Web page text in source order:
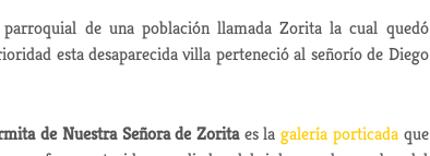
de una población llamada Zorita la cual quedó
esta desaparecida villa perteneció al señorío de Diego
de Nuestra Señora de Zoritaes lagalería porticadaque